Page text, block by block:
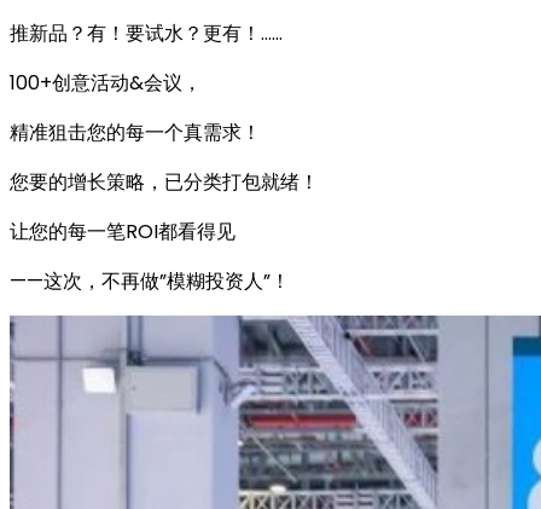
推新品？有！要试水？更有！……
100+创意活动&会议，
精准狙击您的每一个真需求！
您要的增长策略，已分类打包就绪！
让您的每一笔ROI都看得见
——这次，不再做”模糊投资人”！